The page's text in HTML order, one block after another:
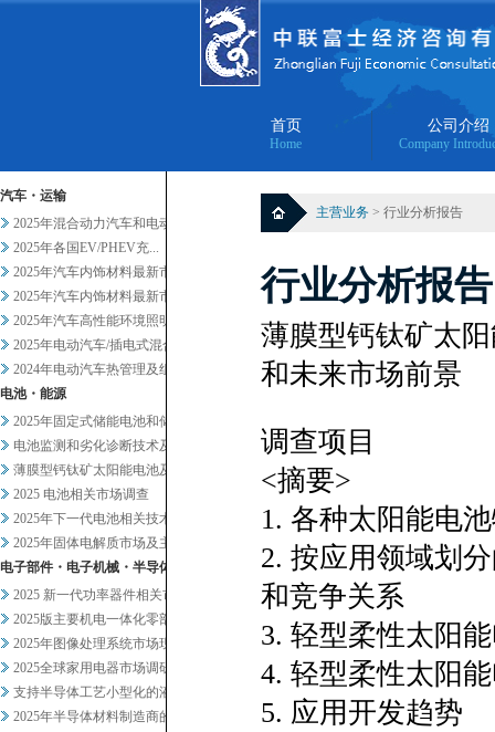
首页
Home
公司介绍
Company
汽车・运输
2025年混合动力汽车和电动汽...
2025年各国EV/PHEV充...
2025年汽车内饰材料最新市场...
2025年汽车内饰材料最新市场...
2025年汽车高性能环境照明的...
2025年电动汽车/插电式混合...
2024年电动汽车热管理及组件...
电池・能源
2025年固定式储能电池和储能...
电池监测和劣化诊断技术及服务当...
薄膜型钙钛矿太阳能电池及其他轻...
2025 电池相关市场调查
2025年下一代电池相关技术及...
2025年固体电解质市场及主要...
电子部件・电子机械・半导体
2025 新一代功率器件相关市...
2025版主要机电一体化零部件...
2025年图像处理系统市场现状...
2025全球家用电器市场调研
支持半导体工艺小型化的液体过滤...
2025年半导体材料制造商的业...
主营业务 > 行业分析报告
行业分析报告
薄膜型钙钛矿太
和未来市场前景
调查项目
<摘要>
1. 各种太阳能电
2. 按应用领域划
和竞争关系
3. 轻型柔性太阳
4. 轻型柔性太阳
5. 应用开发趋势